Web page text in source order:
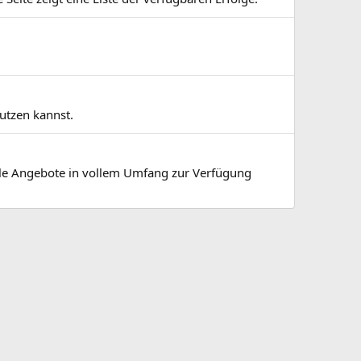
kannst.
Angebote in vollem Umfang zur Verfügung